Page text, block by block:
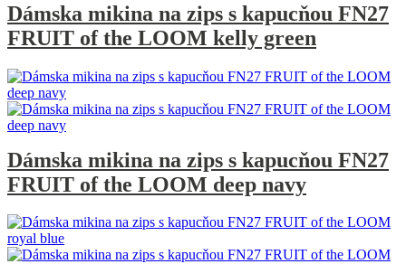
Dámska mikina na zips s kapucňou FN27
FRUIT of the LOOM kelly green
Dámska mikina na zips s kapucňou FN27
FRUIT of the LOOM deep navy